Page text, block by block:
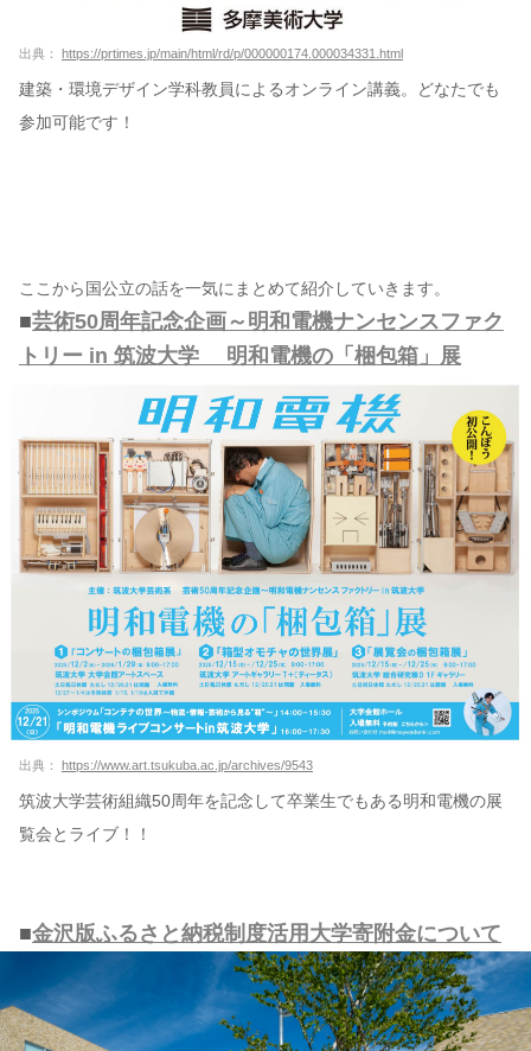
出典： https://prtimes.jp/main/html/rd/p/000000174.000034331.html
建築・環境デザイン学科教員によるオンライン講義。どなたでも
参加可能です！
ここから国公立の話を一気にまとめて紹介していきます。
■芸術50周年記念企画～明和電機ナンセンスファク
トリー in 筑波大学 明和電機の「梱包箱」展
出典： https://www.art.tsukuba.ac.jp/archives/9543
筑波大学芸術組織50周年を記念して卒業生でもある明和電機の展
覧会とライブ！！
■金沢版ふるさと納税制度活用大学寄附金について